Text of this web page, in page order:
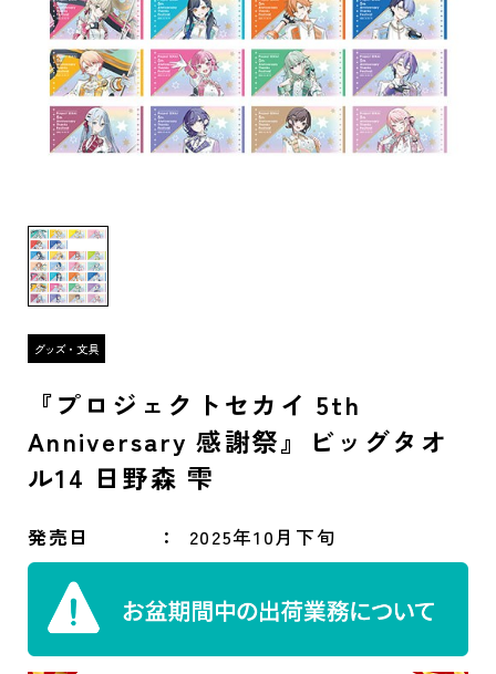
『プロジェクトセカイ 5th
Anniversary 感謝祭』ビッグタオ
ル14 日野森 雫
発売日 2025年10月下旬